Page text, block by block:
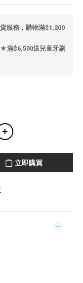
服務，購物滿$1,200
滿$6,500送兒童牙刷
立即購買